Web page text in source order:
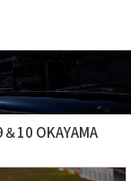
10 OKAYAMA